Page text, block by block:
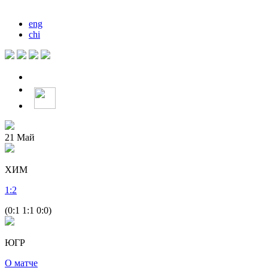
eng
chi
21 Май
ХИМ
1 :2
(0:1 1:1 0:0)
ЮГР
О матче